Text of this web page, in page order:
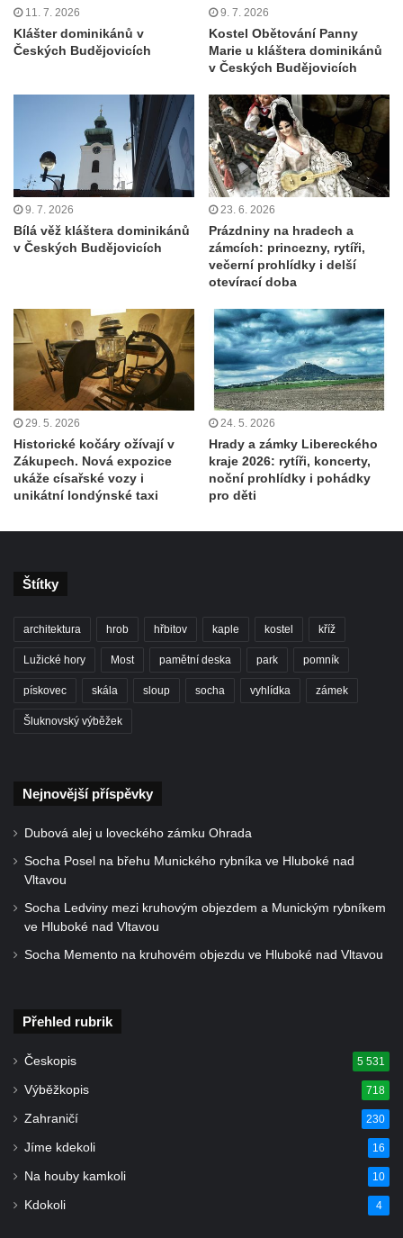
11. 7. 2026
Klášter dominikánů v
Českých Budějovicích
9. 7. 2026
Kostel Obětování Panny
Marie u kláštera dominikánů
v Českých Budějovicích
9. 7. 2026
Bílá věž kláštera dominikánů
v Českých Budějovicích
23. 6. 2026
Prázdniny na hradech a
zámcích: princezny, rytíři,
večerní prohlídky i delší
otevírací doba
29. 5. 2026
Historické kočáry ožívají v
Zákupech. Nová expozice
ukáže císařské vozy i
unikátní londýnské taxi
24. 5. 2026
Hrady a zámky Libereckého
kraje 2026: rytíři, koncerty,
noční prohlídky i pohádky
pro děti
Štítky
architektura hrob hřbitov kaple kostel kříž
Lužické hory Most pamětní deska park pomník
pískovec skála sloup socha vyhlídka zámek
Šluknovský výběžek
Nejnovější příspěvky
Dubová alej u loveckého zámku Ohrada
Socha Posel na břehu Munického rybníka ve Hluboké nad
Vltavou
Socha Ledviny mezi kruhovým objezdem a Munickým rybníkem
ve Hluboké nad Vltavou
Socha Memento na kruhovém objezdu ve Hluboké nad Vltavou
Přehled rubrik
Českopis 5 531
Výběžkopis 718
Zahraničí 230
Jíme kdekoli 16
Na houby kamkoli 10
Kdokoli 4